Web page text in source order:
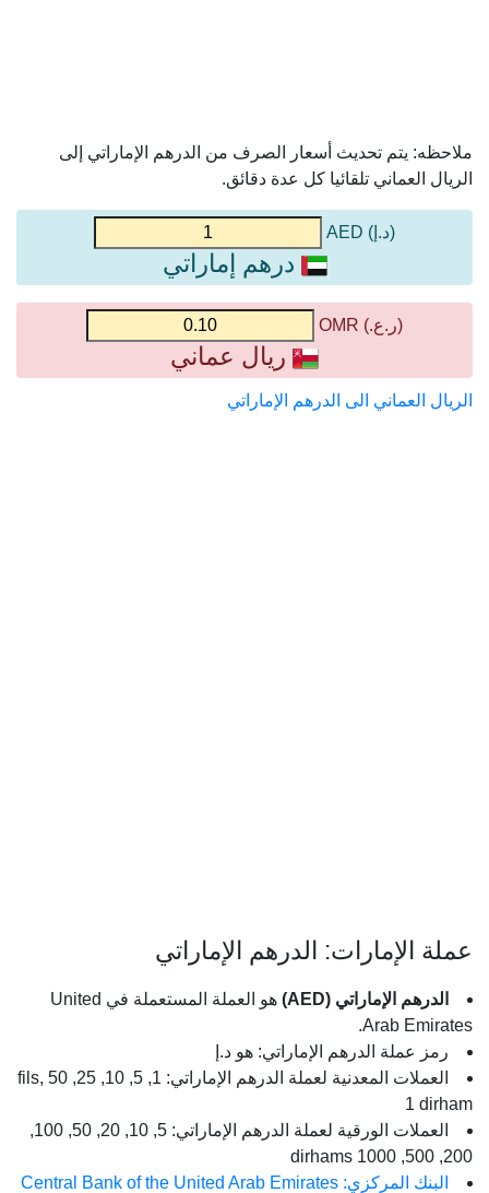
ملاحظه: يتم تحديث أسعار الصرف من الدرهم الإماراتي إلى
الريال العماني تلقائيا كل عدة دقائق.
(د.إ) AED
درهم إماراتي
(ر.ع.) OMR
ريال عماني
الريال العماني الى الدرهم الإماراتي
عملة الإمارات: الدرهم الإماراتي
الدرهم الإماراتي (AED)
هو العملة المستعملة في United
Arab Emirates.
رمز عملة الدرهم الإماراتي: هو د.إ
العملات المعدنية لعملة الدرهم الإماراتي: 1, 5, 10, 25, 50 fils,
1 dirham
العملات الورقية لعملة الدرهم الإماراتي: 5, 10, 20, 50, 100,
200, 500, 1000 dirhams
البنك المركزي: Central Bank of the United Arab Emirates